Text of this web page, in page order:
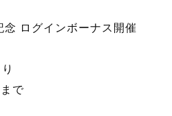
ログインボーナス開催
で